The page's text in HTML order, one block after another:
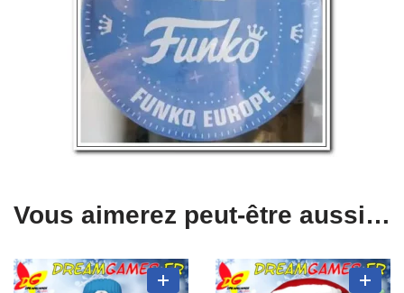
Vous aimerez peut-être aussi…